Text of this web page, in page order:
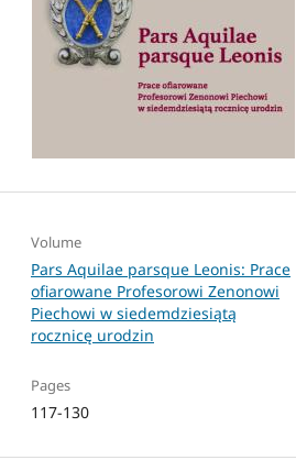
Volume
Pars Aquilae parsque Leonis: Prace
ofiarowane Profesorowi Zenonowi
Piechowi w siedemdziesiątą
rocznicę urodzin
Pages
117-130